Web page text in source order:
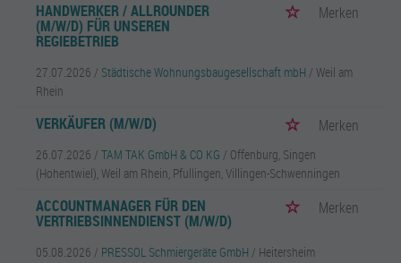
HANDWERKER / ALLROUNDER
(M/W/D) FÜR UNSEREN
REGIEBETRIEB
Merken
27.07.2026 / Städtische Wohnungsbaugesellschaft mbH / Weil am
Rhein
VERKÄUFER (M/W/D) Merken
26.07.2026 / TAM TAK GmbH & CO KG / Offenburg, Singen
(Hohentwiel), Weil am Rhein, Pfullingen, Villingen-Schwenningen
ACCOUNTMANAGER FÜR DEN
VERTRIEBSINNENDIENST (M/W/D)
Merken
05.08.2026 / PRESSOL Schmiergeräte GmbH / Heitersheim